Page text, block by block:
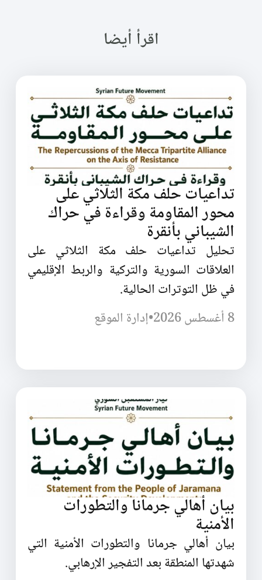
اقرأ أيضا
تداعيات حلف مكة الثلاثي على
محور المقاومة وقراءة في حراك
الشيباني بأنقرة
تحليل تداعيات حلف مكة الثلاثي على
العلاقات السورية والتركية والربط الإقليمي
في ظل التوترات الحالية.
8 أغسطس 2026
•إدارة الموقع
بيان أهالي جرمانا والتطورات
الأمنية
بيان أهالي جرمانا والتطورات الأمنية التي
شهدتها المنطقة بعد التفجير الإرهابي.